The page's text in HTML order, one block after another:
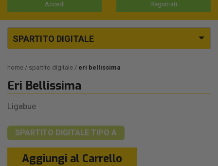
Accedi Registrati
SPARTITO DIGITALE
home spartito digitale eri bellissima
Eri Bellissima
Ligabue
SPARTITO DIGITALE TIPO A
Aggiungi al Carrello